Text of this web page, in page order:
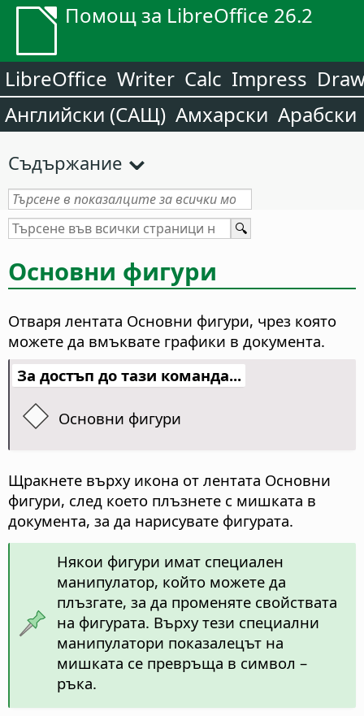
Помощ за LibreOffice 26.2
LibreOffice Writer Calc Impress
Английски (САЩ) Амхарски Арабски
Съдържание
Основни фигури
Отваря лентата Основни фигури, чрез която
можете да вмъквате графики в документа.
За достъп до тази команда...
Основни фигури
Щракнете върху икона от лентата Основни
фигури, след което плъзнете с мишката в
документа, за да нарисувате фигурата.
Някои фигури имат специален
манипулатор, който можете да
плъзгате, за да променяте свойствата
на фигурата. Върху тези специални
манипулатори показалецът на
мишката се превръща в символ –
ръка.